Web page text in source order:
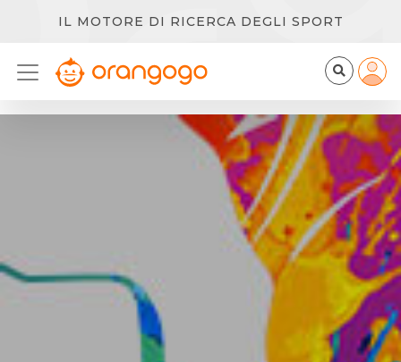
IL MOTORE DI RICERCA DEGLI SPORT